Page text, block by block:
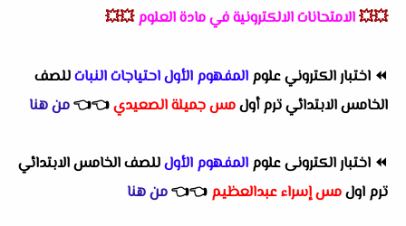
💥💥الامتحانات الالكترونية في مادة العلوم 💥💥
⏪ اختبار الكتروني علوم المفهوم الأول احتياجات النباتللصف
الخامس الابتدائي ترم أولمس جميلة الصعيدي👈
👈من هنا
⏪ اختبار الكترونى علوم المفهوم الأولللصف الخامس الابتدائي
ترم اولمس إسراء عبدالعظيم 👈
👈من هنا